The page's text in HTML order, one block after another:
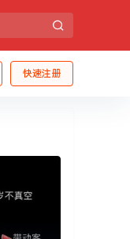
快速注册